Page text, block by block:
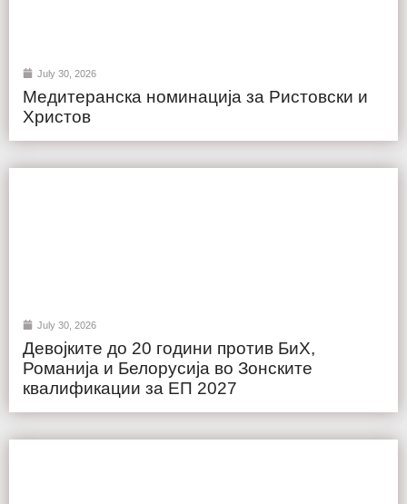
July 30, 2026
Медитеранска номинација за Ристовски и
Христов
July 30, 2026
Девојките до 20 години против БиХ,
Романија и Белорусија во Зонските
квалификации за ЕП 2027